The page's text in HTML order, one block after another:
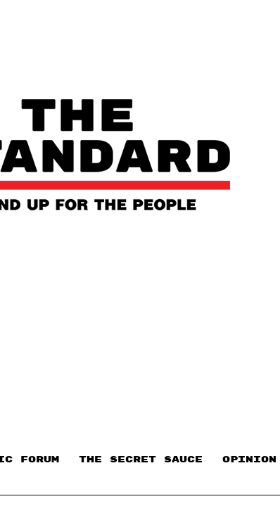
FORUM THE SECRET SAUCE​ OPINION